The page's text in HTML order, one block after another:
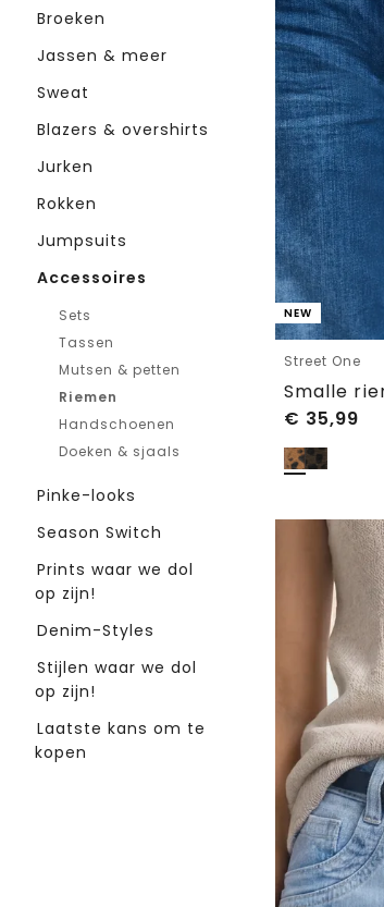
Broeken
Jassen & meer
Sweat
Blazers & overshirts
Jurken
Rokken
Jumpsuits
Accessoires
Sets
Tassen
Mutsen & petten
Riemen
Handschoenen
Doeken & sjaals
Pinke-looks
Season Switch
Prints waar we dol
op zijn!
Denim-Styles
Stijlen waar we dol
op zijn!
Laatste kans om te
kopen
NEW
Street One
Smalle
€ 35,99